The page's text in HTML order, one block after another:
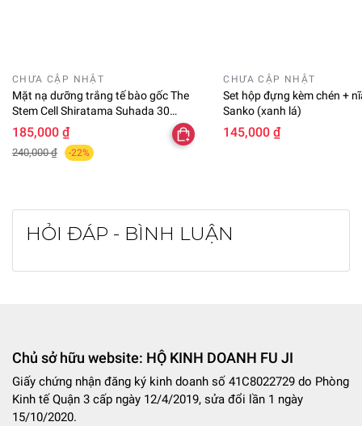
CHƯA CẬP NHẬT
Mặt nạ dưỡng trắng tế bào gốc The
Stem Cell Shiratama Suhada 30
miếng
185,000 ₫
240,000 ₫ -22%
CHƯA CẬP NHẬT
Set hộp đựng kèm chén +
Sanko (xanh lá)
145,000 ₫
HỎI ĐÁP - BÌNH LUẬN
Chủ sở hữu website: HỘ KINH DOANH FU JI
Giấy chứng nhận đăng ký kinh doanh số 41C8022729 do Phòng
Kinh tế Quận 3 cấp ngày 12/4/2019, sửa đổi lần 1 ngày
15/10/2020.